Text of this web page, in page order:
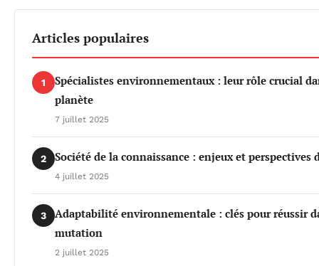
Articles populaires
1
Spécialistes environnementaux : leur rôle crucial
planète
7 juillet 2025
2 Société de la connaissance : enjeux et perspectives
4 juillet 2025
3
Adaptabilité environnementale : clés pour réussir
mutation
2 juillet 2025